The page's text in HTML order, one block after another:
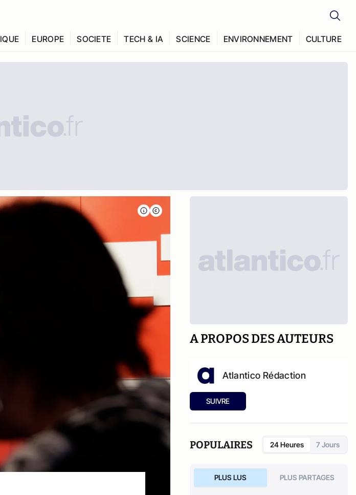
EUROPE SOCIETE TECH & IA SCIENCE ENVIRONNEMENT CULTURE
A PROPOS DES AUTEURS
Atlantico Rédaction
SUIVRE
POPULAIRES 24 Heures 7 Jours
PLUS LUS PLUS PARTAGES